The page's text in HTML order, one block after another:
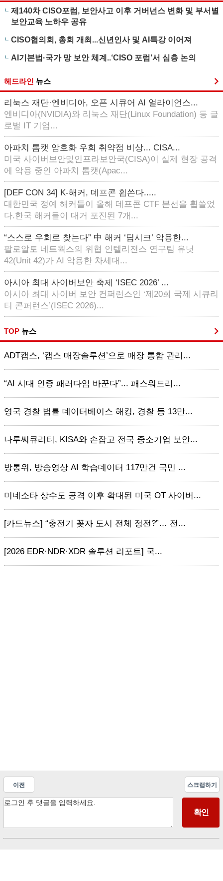
제140차 CISO포럼, 보안사고 이후 거버넌스 변화 및 부서별
보안교육 노하우 공유
CISO협의회, 총회 개최...신년인사 및 AI특강 이어져
AI기본법·국가 망 보안 체계..‘CISO 포럼’서 심층 논의
헤드라인 뉴스
리눅스 재단·엔비디아, 오픈 시큐어 AI 얼라이언스...
엔비디아(NVIDIA)와 리눅스 재단(Linux Foundation) 등 글
로벌 IT 기업...
아파치 톰캣 암호화 우회 취약점 비상... CISA...
미국 사이버보안및인프라보안국(CISA)이 실제 현장 공격
에 악용 중인 아파치 톰캣(Apac...
[DEF CON 34] K-해커, 데프콘 휩쓴다.....
대한민국 정예 해커들이 올해 데프콘 CTF 본선을 휩쓸었
다.한국 해커들이 대거 포진된 7개...
“스스로 우회로 찾는다” 中 해커 ‘딥시크’ 악용한...
팔로알토 네트웍스의 위협 인텔리전스 연구팀 유닛
42(Unit 42)가 AI 악용한 차세대...
아시아 최대 사이버보안 축제 ‘ISEC 2026’ ...
아시아 최대 사이버 보안 컨퍼런스인 ‘제20회 국제 시큐리
티 콘퍼런스’(ISEC 2026)...
TOP 뉴스
ADT캡스, ‘캡스 매장솔루션’으로 매장 통합 관리...
“AI 시대 인증 패러다임 바꾼다”... 패스워드리...
영국 경찰 법률 데이터베이스 해킹, 경찰 등 13만...
나루씨큐리티, KISA와 손잡고 전국 중소기업 보안...
방통위, 방송영상 AI 학습데이터 117만건 국민 ...
미네소타 상수도 공격 이후 확대된 미국 OT 사이버...
[카드뉴스] “충전기 꽂자 도시 전체 정전?”… 전...
[2026 EDR·NDR·XDR 솔루션 리포트] 국...
이전 스크랩하기